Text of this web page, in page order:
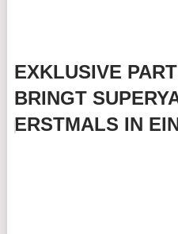
EXKLUSIVE
BRINGT
ERSTMALS IN